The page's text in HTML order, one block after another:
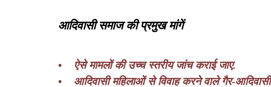
आदिवासी समाज की प्रमुख मांगें
• ऐसे मामलों की उच्च स्तरीय जांच कराई जाए.
• आदिवासी महिलाओं से विवाह करने वाले गैर-आदिवासी